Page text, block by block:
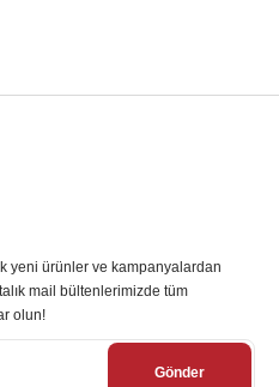
yeni ürünler ve kampanyalardan
mail bültenlerimizde tüm
olun!
Gönder